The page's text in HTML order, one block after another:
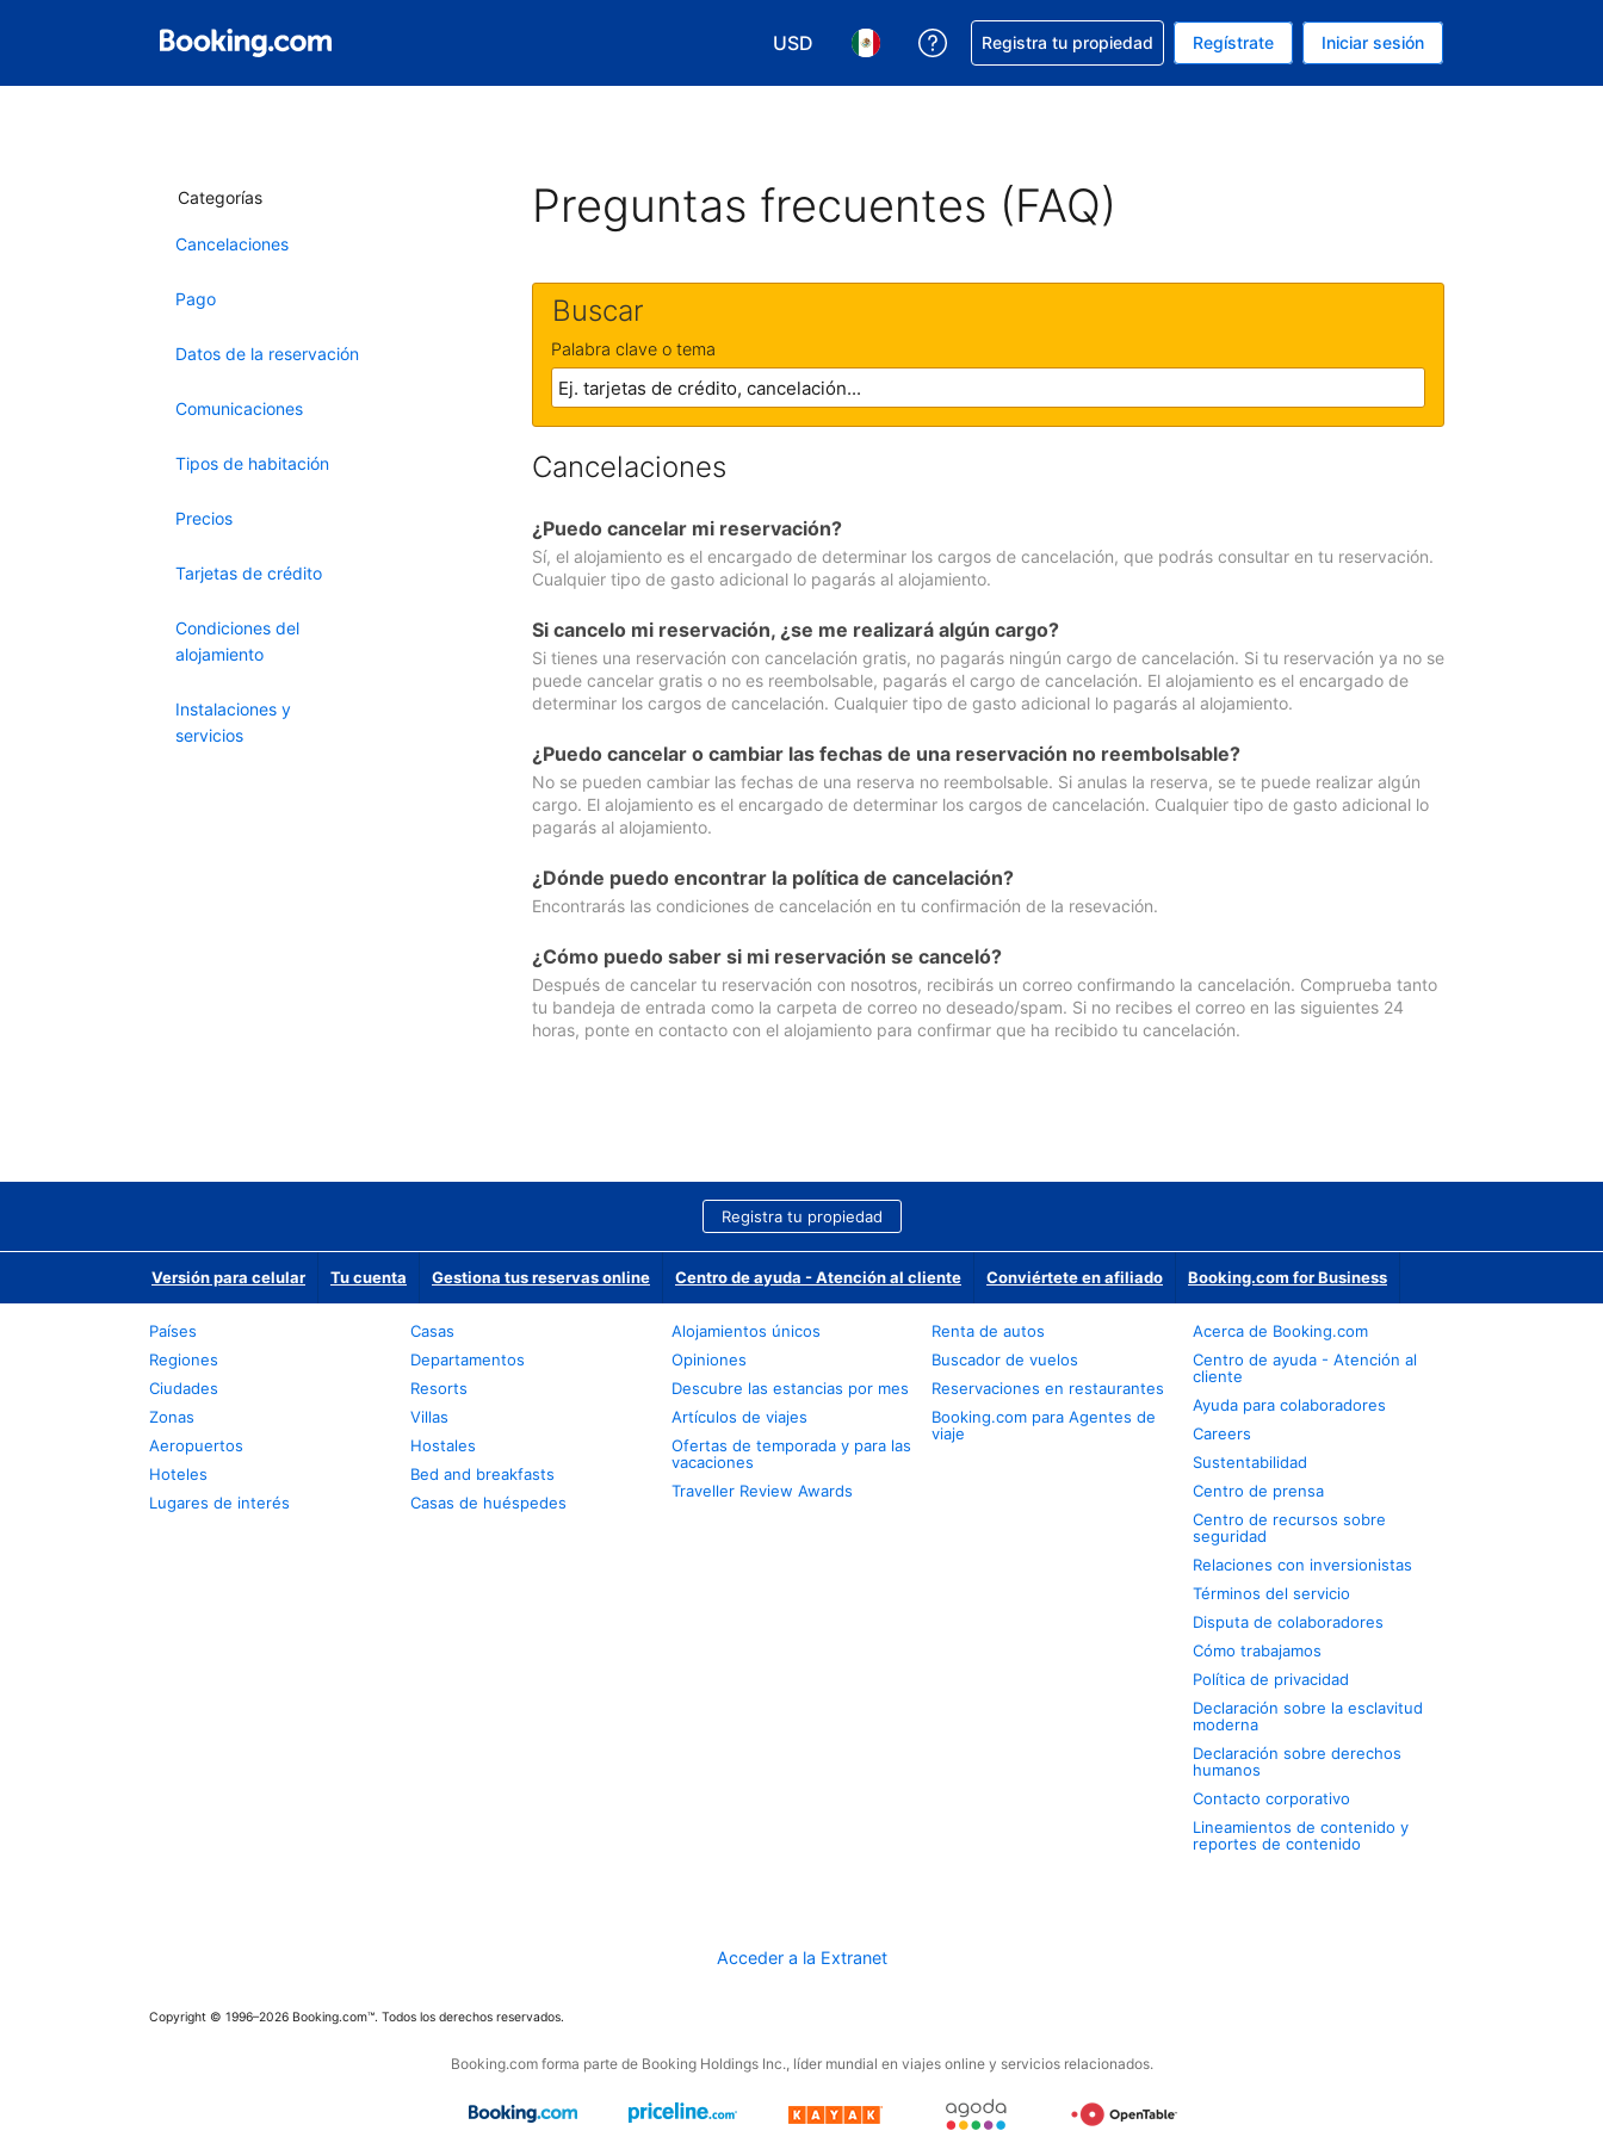
USD
Elegir tu moneda. Tu moneda actual es Dólar de EEUU
Elegir el idioma que prefieres. Tu idioma actual es Español (México)
Obtener ayuda con la reservación
Registra tu propiedad Regístrate Iniciar sesión
Categorías
Cancelaciones
Pago
Datos de la reservación
Comunicaciones
Tipos de habitación
Precios
Tarjetas de crédito
Condiciones del
alojamiento
Instalaciones y
servicios
Preguntas frecuentes (FAQ)
Buscar
Palabra clave o tema
Cancelaciones
¿Puedo cancelar mi reservación?
Sí, el alojamiento es el encargado de determinar los cargos de cancelación, que podrás consultar en tu reservación.
Cualquier tipo de gasto adicional lo pagarás al alojamiento.
Si cancelo mi reservación, ¿se me realizará algún cargo?
Si tienes una reservación con cancelación gratis, no pagarás ningún cargo de cancelación. Si tu reservación ya no se
puede cancelar gratis o no es reembolsable, pagarás el cargo de cancelación. El alojamiento es el encargado de
determinar los cargos de cancelación. Cualquier tipo de gasto adicional lo pagarás al alojamiento.
¿Puedo cancelar o cambiar las fechas de una reservación no reembolsable?
No se pueden cambiar las fechas de una reserva no reembolsable. Si anulas la reserva, se te puede realizar algún
cargo. El alojamiento es el encargado de determinar los cargos de cancelación. Cualquier tipo de gasto adicional lo
pagarás al alojamiento.
¿Dónde puedo encontrar la política de cancelación?
Encontrarás las condiciones de cancelación en tu confirmación de la resevación.
¿Cómo puedo saber si mi reservación se canceló?
Después de cancelar tu reservación con nosotros, recibirás un correo confirmando la cancelación. Comprueba tanto
tu bandeja de entrada como la carpeta de correo no deseado/spam. Si no recibes el correo en las siguientes 24
horas, ponte en contacto con el alojamiento para confirmar que ha recibido tu cancelación.
Registra tu propiedad
Versión para celular Tu cuenta Gestiona tus reservas online Centro de ayuda - Atención al cliente Conviértete en afiliado Booking.com for Business
Países
Regiones
Ciudades
Zonas
Aeropuertos
Hoteles
Lugares de interés
Casas
Departamentos
Resorts
Villas
Hostales
Bed and breakfasts
Casas de huéspedes
Alojamientos únicos
Opiniones
Descubre las estancias por mes
Artículos de viajes
Ofertas de temporada y para las
vacaciones
Traveller Review Awards
Renta de autos
Buscador de vuelos
Reservaciones en restaurantes
Booking.com para Agentes de
viaje
Acerca de Booking.com
Centro de ayuda - Atención al
cliente
Ayuda para colaboradores
Careers
Sustentabilidad
Centro de prensa
Centro de recursos sobre
seguridad
Relaciones con inversionistas
Términos del servicio
Disputa de colaboradores
Cómo trabajamos
Política de privacidad
Declaración sobre la esclavitud
moderna
Declaración sobre derechos
humanos
Contacto corporativo
Lineamientos de contenido y
reportes de contenido
Acceder a la Extranet
Copyright © 1996–2026 Booking.com™. Todos los derechos reservados.
Booking.com forma parte de Booking Holdings Inc., líder mundial en viajes online y servicios relacionados.